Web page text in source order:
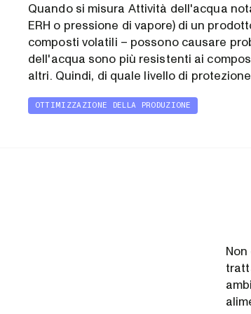
Quando si misura Attività dell'acqua
ERH o pressione di vapore) di un
composti volatili – possono causare
dell'acqua sono più resistenti ai
altri. Quindi, di quale livello di
OTTIMIZZAZIONE DELLA PRODUZIONE